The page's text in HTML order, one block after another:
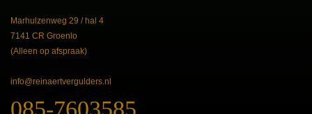
Marhulzenweg 29 / hal 4
7141 CR Groenlo
(Alleen op afspraak)
info@reinaertvergulders.nl